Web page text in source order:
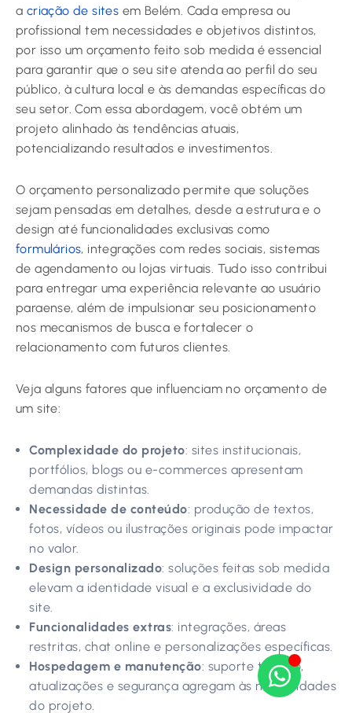
a criação de sites em Belém. Cada empresa ou
profissional tem necessidades e objetivos distintos,
por isso um orçamento feito sob medida é essencial
para garantir que o seu site atenda ao perfil do seu
público, à cultura local e às demandas específicas do
seu setor. Com essa abordagem, você obtém um
projeto alinhado às tendências atuais,
potencializando resultados e investimentos.
O orçamento personalizado permite que soluções
sejam pensadas em detalhes, desde a estrutura e o
design até funcionalidades exclusivas como
formulários, integrações com redes sociais, sistemas
de agendamento ou lojas virtuais. Tudo isso contribui
para entregar uma experiência relevante ao usuário
paraense, além de impulsionar seu posicionamento
nos mecanismos de busca e fortalecer o
relacionamento com futuros clientes.
Veja alguns fatores que influenciam no orçamento de
um site:
Complexidade do projeto: sites institucionais,
portfólios, blogs ou e-commerces apresentam
demandas distintas.
Necessidade de conteúdo: produção de textos,
fotos, vídeos ou ilustrações originais pode impactar
no valor.
Design personalizado: soluções feitas sob medida
elevam a identidade visual e a exclusividade do
site.
Funcionalidades extras: integrações, áreas
restritas, chat online e personalizações específicas.
Hospedagem e manutenção: suporte técnico,
atualizações e segurança agregam às necessidades
do projeto.